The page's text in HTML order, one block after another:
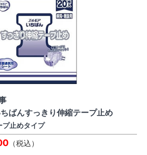
ばんすっきり伸縮テープ止め
プ止めタイプ
（税込）